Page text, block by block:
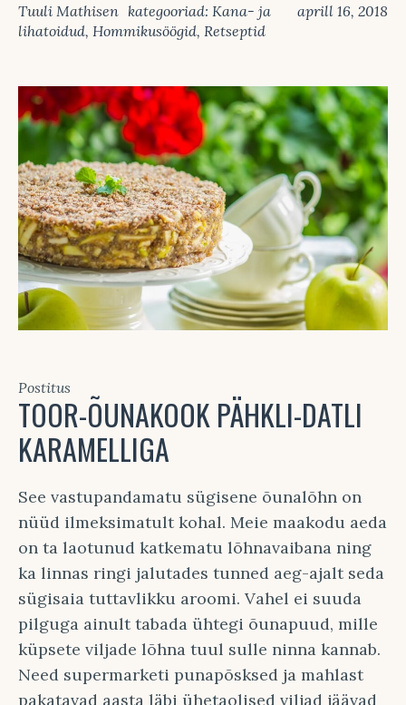
aprill 16, 2018
Tuuli Mathisen kategooriad: Kana- ja
lihatoidud, Hommikusöögid, Retseptid
Postitus
TOOR-ÕUNAKOOK PÄHKLI-DATLI
KARAMELLIGA
See vastupandamatu sügisene õunalõhn on
nüüd ilmeksimatult kohal. Meie maakodu aeda
on ta laotunud katkematu lõhnavaibana ning
ka linnas ringi jalutades tunned aeg-ajalt seda
sügisaia tuttavlikku aroomi. Vahel ei suuda
pilguga ainult tabada ühtegi õunapuud, mille
küpsete viljade lõhna tuul sulle ninna kannab.
Need supermarketi punapõsksed ja mahlast
pakatavad aasta läbi ühetaolised viljad jäävad